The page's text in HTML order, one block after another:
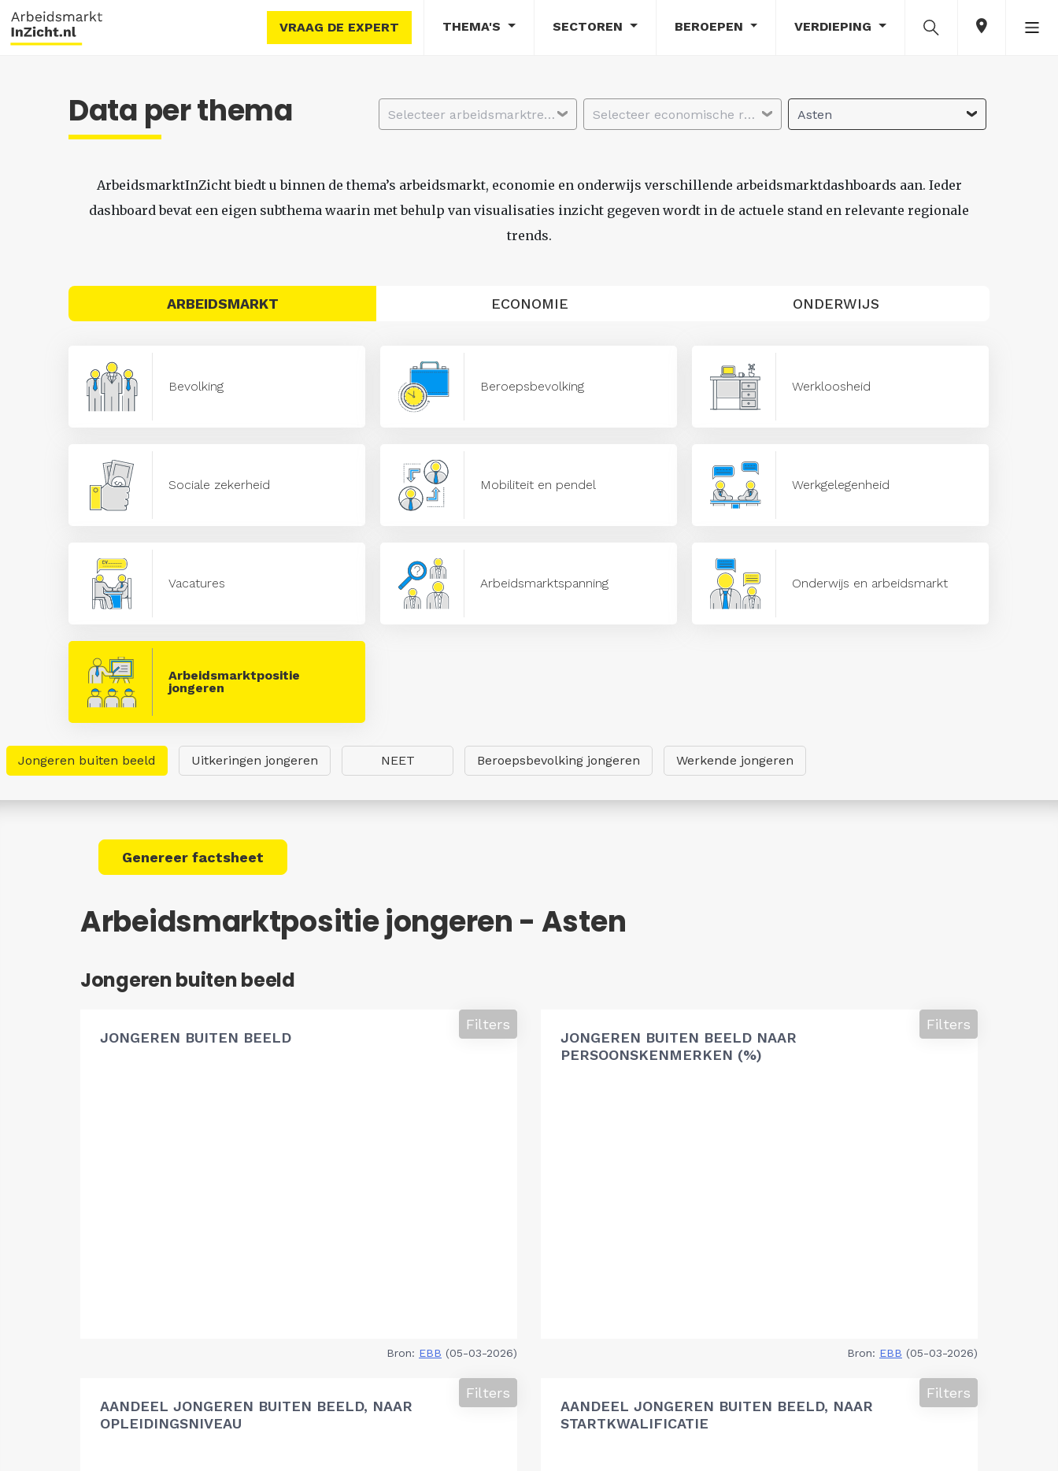
VRAAG DE EXPERT THEMA'S SECTOREN BEROEPEN VERDIEPING
Data per thema Selecteer arbeidsmarktregio Selecteer economische regio Asten
ArbeidsmarktInZicht biedt u binnen de thema’s arbeidsmarkt, economie en onderwijs verschillende arbeidsmarktdashboards aan. Ieder
dashboard bevat een eigen subthema waarin met behulp van visualisaties inzicht gegeven wordt in de actuele stand en relevante regionale
trends.
ARBEIDSMARKT ECONOMIE ONDERWIJS
Bevolking Beroepsbevolking Werkloosheid
Sociale zekerheid Mobiliteit en pendel Werkgelegenheid
Vacatures Arbeidsmarktspanning Onderwijs en arbeidsmarkt
Arbeidsmarktpositie
jongeren
Jongeren buiten beeld Uitkeringen jongeren NEET Beroepsbevolking jongeren Werkende jongeren
Genereer factsheet
Arbeidsmarktpositie jongeren - Asten
Jongeren buiten beeld
JONGEREN BUITEN BEELD
Filters
Bron: EBB (05-03-2026)
JONGEREN BUITEN BEELD NAAR
PERSOONSKENMERKEN (%)
Filters
Bron: EBB (05-03-2026)
AANDEEL JONGEREN BUITEN BEELD, NAAR
OPLEIDINGSNIVEAU
Filters
AANDEEL JONGEREN BUITEN BEELD, NAAR
STARTKWALIFICATIE
Filters